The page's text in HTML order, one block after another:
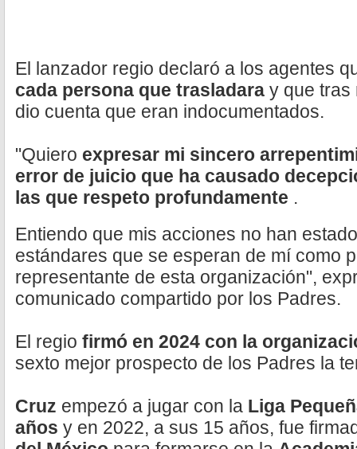
El lanzador regio declaró a los agentes
cada persona que trasladara y que tras
dio cuenta que eran indocumentados.
"Quiero expresar mi sincero
error de juicio que ha causado
las que respeto profundamente .
Entiendo que mis acciones no han
estándares que se esperan de mí como
representante de esta organización",
comunicado compartido por los Padres.
El regio firmó en 2024 con la
sexto mejor prospecto de los Padres la
Cruz empezó a jugar con la Liga
años y en 2022, a sus 15 años, fue